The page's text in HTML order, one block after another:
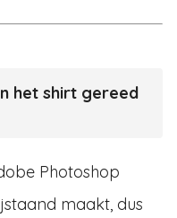
het shirt gereed
Photoshop
maakt, dus